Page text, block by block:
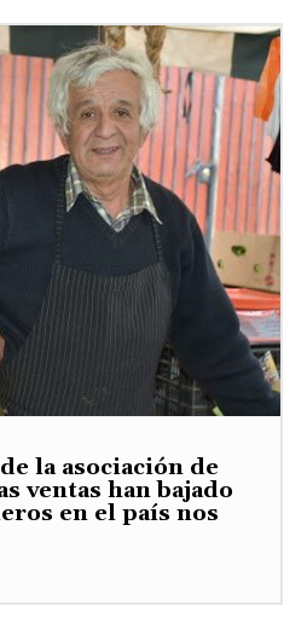
la asociación de
ventas han bajado
en el país nos